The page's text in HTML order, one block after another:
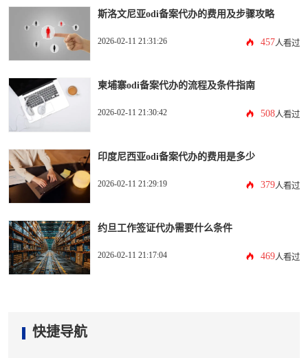
斯洛文尼亚odi备案代办的费用及步骤攻略
2026-02-11 21:31:26 457人看过
柬埔寨odi备案代办的流程及条件指南
2026-02-11 21:30:42 508人看过
印度尼西亚odi备案代办的费用是多少
2026-02-11 21:29:19 379人看过
约旦工作签证代办需要什么条件
2026-02-11 21:17:04 469人看过
快捷导航